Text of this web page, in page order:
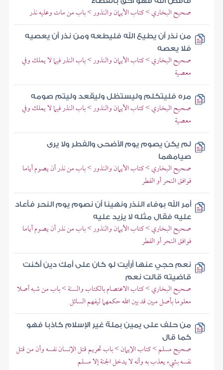
صحيح البخاري > كتاب الأيمان والنذور > باب من مات وعليه نذر
من نذر أن يطيع الله فليطعه ومن نذر أن يعصيه
فلا يعصه
صحيح البخاري > كتاب الأيمان والنذور > باب النذر فيما لا يملك وفي
معصية
مره فليتكلم وليستظل وليقعد وليتم صومه
صحيح البخاري > كتاب الأيمان والنذور > باب النذر فيما لا يملك وفي
معصية
لم يكن يصوم يوم الأضحى والفطر ولا يرى
صيامهما
صحيح البخاري > كتاب الأيمان والنذور > باب من نذر أن يصوم أياما
فوافق النحر أو الفطر
أمر الله بوفاء النذر ونهينا أن نصوم يوم النحر فأعاد
عليه فقال مثله لا يزيد عليه
صحيح البخاري > كتاب الأيمان والنذور > باب من نذر أن يصوم أياما
فوافق النحر أو الفطر
نعم حجي عنها أرأيت لو كان على أمك دين أكنت
قاضيته قالت نعم
صحيح البخاري > كتاب الاعتصام بالكتاب والسنة > باب من شبه أصلا
معلوما بأصل مبين قد بين الله حكمهما ليفهم السائل
من حلف على يمين بملة غير الإسلام كاذبا فهو
كما قال
صحيح مسلم > كتاب الإيمان > باب تحريم قتل الإنسان نفسه وأن من قتل
نفسه بشيء يعذب به وأنه لا يدخل الجنة إلا مسلم